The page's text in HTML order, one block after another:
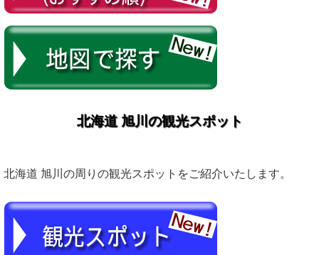
北海道 旭川の観光スポット
北海道 旭川の周りの観光スポットをご紹介いたします。